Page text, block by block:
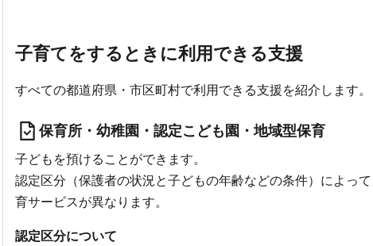
子育てをするときに利用できる支援
すべての都道府県・市区町村で利用できる支援を紹介します。
保育所・幼稚園・認定こども園・地域型保育
子どもを預けることができます。
認定区分（保護者の状況と子どもの年齢などの条件）によっ
育サービスが異なります。
認定区分について